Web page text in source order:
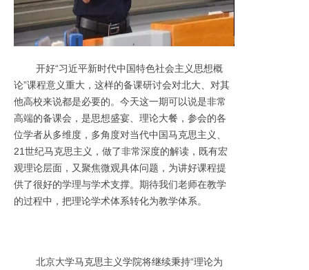
开好“习近平新时代中国特色社会主义思想概
论”课程意义重大，这样的备课研讨会对北大、对其
他高校来说都是必要的。今天这一期可以说是非常
高端的备课会，是思想盛宴、理论大餐，参会的各
位学者从多维度，多角度对当代中国马克思主义、
21世纪马克思主义，做了非常深度的解读，既有宏
观理论层面，又聚焦微观具体问题，为讲好课程提
供了很好的学理与学术支撑。期待我们老师在教学
的过程中，把理论学术体系转化为教学体系。
北京大学马克思主义学院将继续秉持“理论为